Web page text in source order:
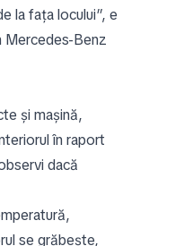
la fața locului”, e
Mercedes-Benz
și mașină,
în raport
dacă
se grăbește,